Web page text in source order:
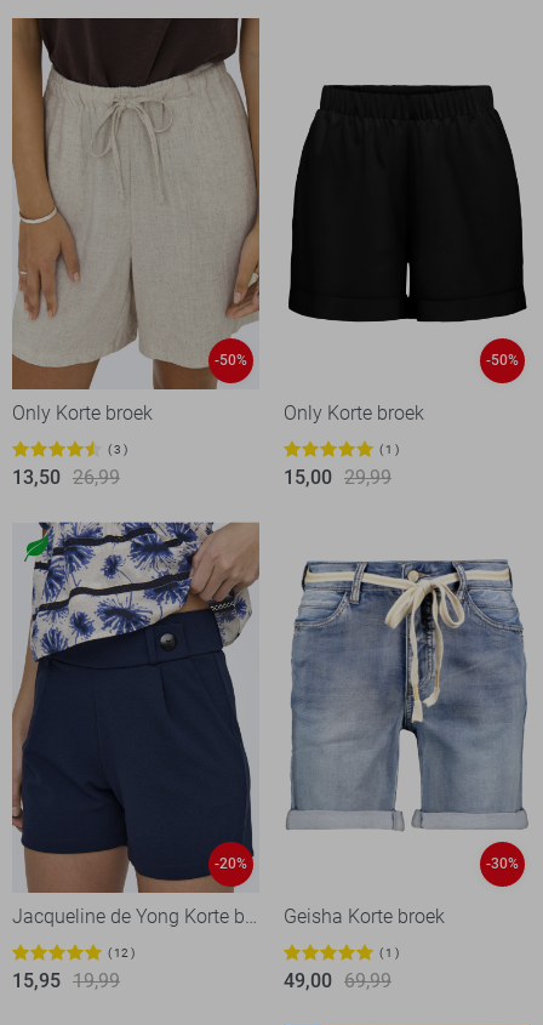
-50%
Only Korte broek
3
13,50 26,99
-50%
Only Korte broek
1
15,00 29,99
-20%
Jacqueline de Yong Korte broek
12
15,95 19,99
-30%
Geisha Korte broek
1
49,00 69,99